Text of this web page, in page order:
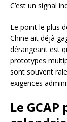
C’est un signal
Le point le plus
Chine ait déjà
dérangeant est
prototypes
sont souvent
exigences
Le